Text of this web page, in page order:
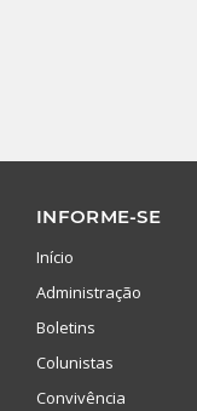
INFORME-SE
Início
Administração
Boletins
Colunistas
Convivência